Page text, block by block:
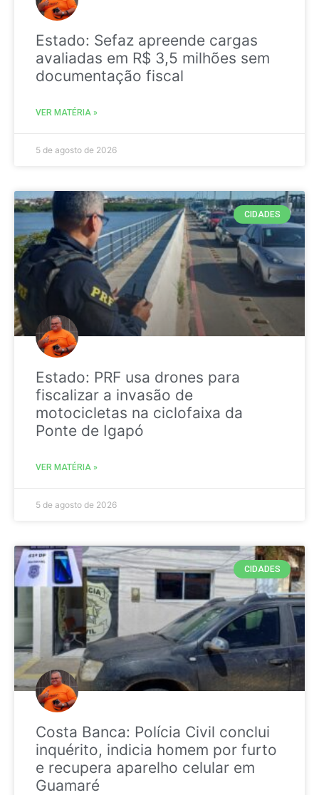
Estado: Sefaz apreende cargas
avaliadas em R$ 3,5 milhões sem
documentação fiscal
VER MATÉRIA »
5 de agosto de 2026
CIDADES
Estado: PRF usa drones para
fiscalizar a invasão de
motocicletas na ciclofaixa da
Ponte de Igapó
VER MATÉRIA »
5 de agosto de 2026
CIDADES
Costa Banca: Polícia Civil conclui
inquérito, indicia homem por furto
e recupera aparelho celular em
Guamaré